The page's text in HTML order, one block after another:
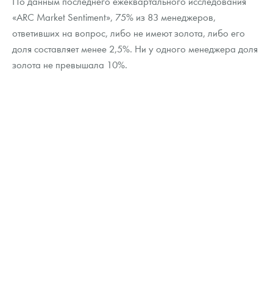
Русская нумизматика
Золотая карманная галерея
«ARC Market Sentiment», 75% из 83 менеджеров,
ответивших на вопрос, либо не имеют золота, либо его
доля составляет менее 2,5%. Ни у одного менеджера доля
золота не превышала 10%.